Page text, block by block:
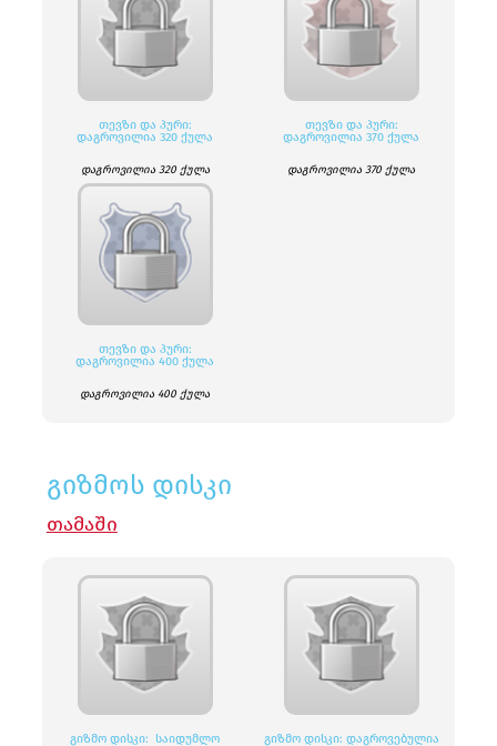
ᲗᲔᲕᲖᲘ ᲓᲐ ᲞᲣᲠᲘ:
ᲓᲐᲒᲠᲝᲕᲘᲚᲘᲐ 320 ᲥᲣᲚᲐ
დაგროვილია 320 ქულა
ᲗᲔᲕᲖᲘ ᲓᲐ ᲞᲣᲠᲘ:
ᲓᲐᲒᲠᲝᲕᲘᲚᲘᲐ 370 ᲥᲣᲚᲐ
დაგროვილია 370 ქულა
ᲗᲔᲕᲖᲘ ᲓᲐ ᲞᲣᲠᲘ:
ᲓᲐᲒᲠᲝᲕᲘᲚᲘᲐ 400 ᲥᲣᲚᲐ
დაგროვილია 400 ქულა
გიზმოს დისკი
ᲗᲐᲛᲐᲨᲘ
ᲒᲘᲖᲛᲝ ᲓᲘᲡᲙᲘ: ᲡᲐᲘᲓᲣᲛᲚᲝ
ᲒᲘᲖᲛᲝ ᲓᲘᲡᲙᲘ: ᲓᲐᲒᲠᲝᲕᲔᲑᲣᲚᲘᲐ